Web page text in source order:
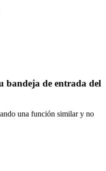
bandeja de entrada del
una función similar y no